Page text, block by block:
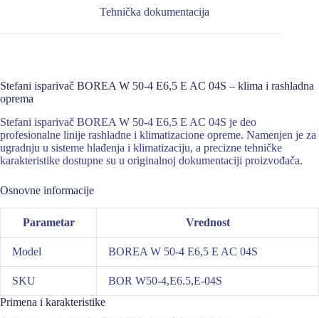
Tehnička dokumentacija
Stefani isparivač BOREA W 50-4 E6,5 E AC 04S – klima i rashladna
oprema
Stefani isparivač BOREA W 50-4 E6,5 E AC 04S je deo
profesionalne linije rashladne i klimatizacione opreme. Namenjen je za
ugradnju u sisteme hlađenja i klimatizaciju, a precizne tehničke
karakteristike dostupne su u originalnoj dokumentaciji proizvođača.
Osnovne informacije
Parametar Vrednost
Model BOREA W 50-4 E6,5 E AC 04S
SKU
BOR W50-4,E6.5,E-04S
Primena i karakteristike